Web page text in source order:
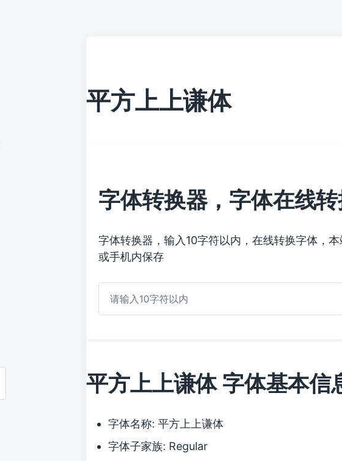
平方上上谦体
字体转换器，字体在线
字体转换器，输入10字符以内，在线转换字体，
或手机内保存
平方上上谦体 字体基本信
字体名称: 平方上上谦体
字体子家族: Regular